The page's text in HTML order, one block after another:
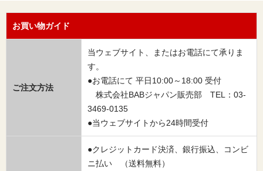
お買い物ガイド
ご注文方法
当ウェブサイト、またはお電話にて承りま
す。
●お電話にて 平日10:00～18:00 受付
株式会社BABジャパン販売部 TEL：03-
3469-0135
●当ウェブサイトから24時間受付
●クレジットカード決済、銀行振込、コンビ
ニ払い （送料無料）